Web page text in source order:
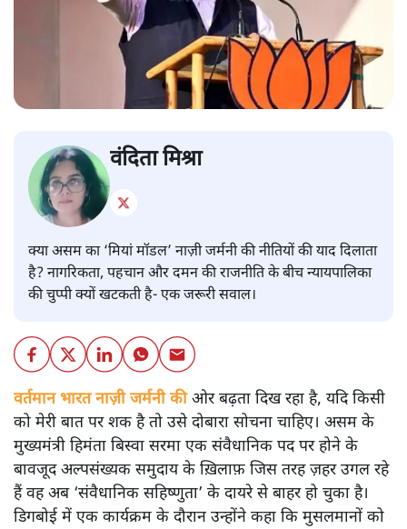
वंदिता मिश्रा
क्या असम का ‘मियां मॉडल’ नाज़ी जर्मनी की नीतियों की याद दिलाता
है? नागरिकता, पहचान और दमन की राजनीति के बीच न्यायपालिका
की चुप्पी क्यों खटकती है- एक जरूरी सवाल।
वर्तमान भारत नाज़ी जर्मनी कीओर बढ़ता दिख रहा है, यदि किसी
को मेरी बात पर शक है तो उसे दोबारा सोचना चाहिए। असम के
मुख्यमंत्री हिमंता बिस्वा सरमा एक संवैधानिक पद पर होने के
बावजूद अल्पसंख्यक समुदाय के ख़िलाफ़ जिस तरह ज़हर उगल रहे
हैं वह अब ‘संवैधानिक सहिष्णुता’ के दायरे से बाहर हो चुका है।
डिगबोई में एक कार्यक्रम के दौरान उन्होंने कहा कि मुसलमानों को